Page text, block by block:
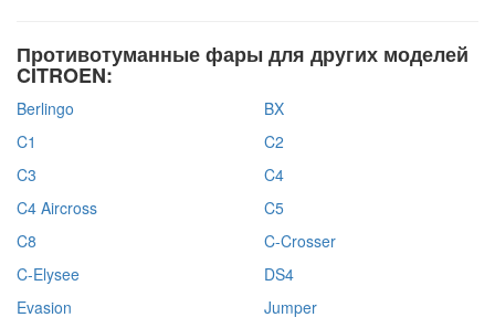
Противотуманные фары для других моделей
CITROEN:
Berlingo
BX
C1
C2
C3
C4
C4 Aircross
C5
C8
C-Crosser
C-Elysee
DS4
Evasion
Jumper